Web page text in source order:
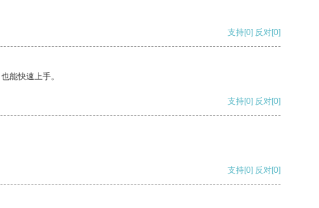
支持[0] 反对[0]
能快速上手。
支持[0] 反对[0]
支持[0] 反对[0]